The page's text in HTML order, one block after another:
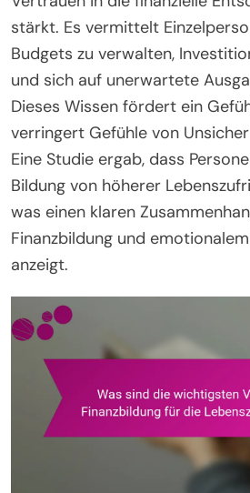
stärkt. Es vermittelt
Budgets zu verwalten,
und sich auf unerwartete
Dieses Wissen fördert ein
verringert Gefühle von
Eine Studie ergab, dass
Bildung von höherer
was einen klaren
Finanzbildung und
anzeigt.